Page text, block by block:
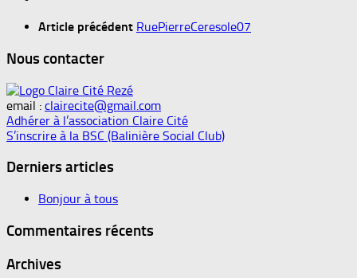
Article précédent RuePierreCeresole07
Nous contacter
email : clairecite@gmail.com
Adhérer à l’association Claire Cité
S’inscrire à la BSC (Balinière Social Club)
Derniers articles
Bonjour à tous
Commentaires récents
Archives